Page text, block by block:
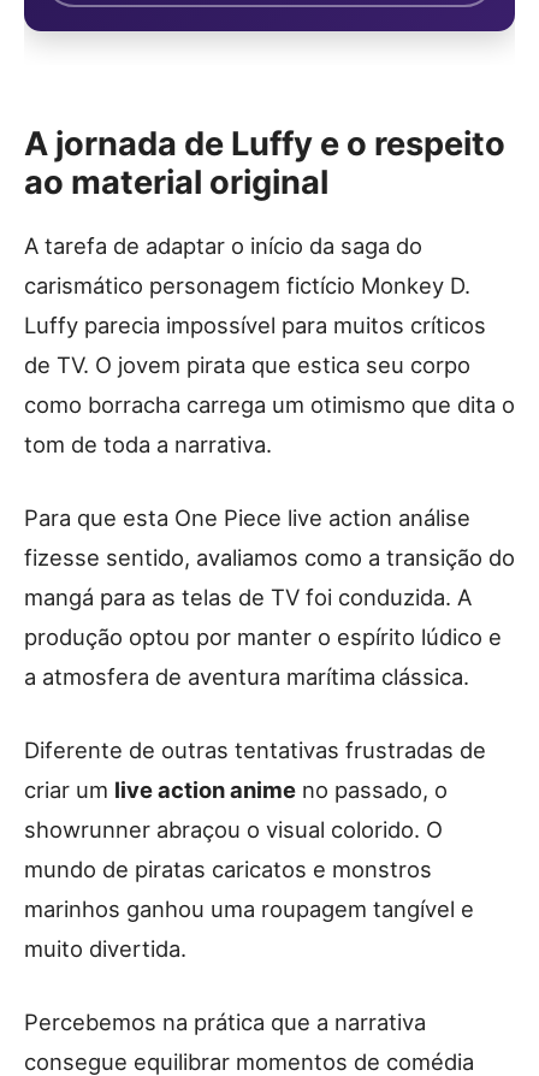
A jornada de Luffy e o respeito
ao material original
A tarefa de adaptar o início da saga do
carismático personagem fictício Monkey D.
Luffy parecia impossível para muitos críticos
de TV. O jovem pirata que estica seu corpo
como borracha carrega um otimismo que dita o
tom de toda a narrativa.
Para que esta One Piece live action análise
fizesse sentido, avaliamos como a transição do
mangá para as telas de TV foi conduzida. A
produção optou por manter o espírito lúdico e
a atmosfera de aventura marítima clássica.
Diferente de outras tentativas frustradas de
criar um live action anime no passado, o
showrunner abraçou o visual colorido. O
mundo de piratas caricatos e monstros
marinhos ganhou uma roupagem tangível e
muito divertida.
Percebemos na prática que a narrativa
consegue equilibrar momentos de comédia